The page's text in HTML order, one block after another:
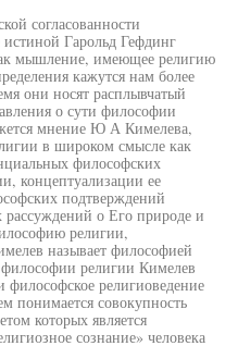
согласованности
Гарольд Гефдинг
мышление, имеющее религию
кажутся нам более
они носят расплывчатый
о сути философии
мнение Ю А Кимелева,
в широком смысле как
философских
концептуализации ее
подтверждений
о Его природе и
религии,
называет философией
религии Кимелев
религиоведение
понимается совокупность
которых является
сознание» человека